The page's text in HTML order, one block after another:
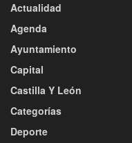
Actualidad
Agenda
Ayuntamiento
Capital
Castilla Y León
Categorías
Deporte